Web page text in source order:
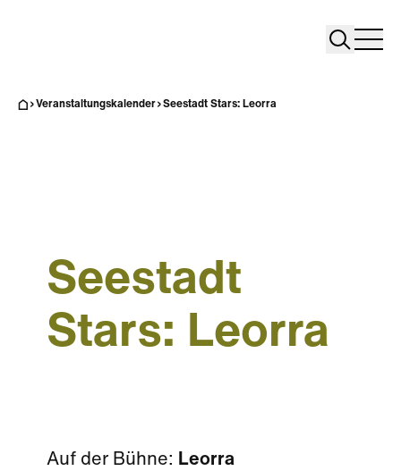
Search
Veranstaltungskalender Seestadt Stars: Leorra
Seestadt
Stars: Leorra
Auf der Bühne: Leorra